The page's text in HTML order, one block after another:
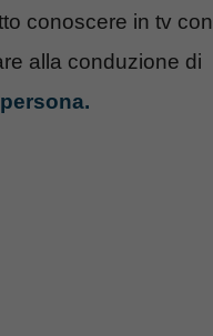
conoscere in tv con
alla conduzione di